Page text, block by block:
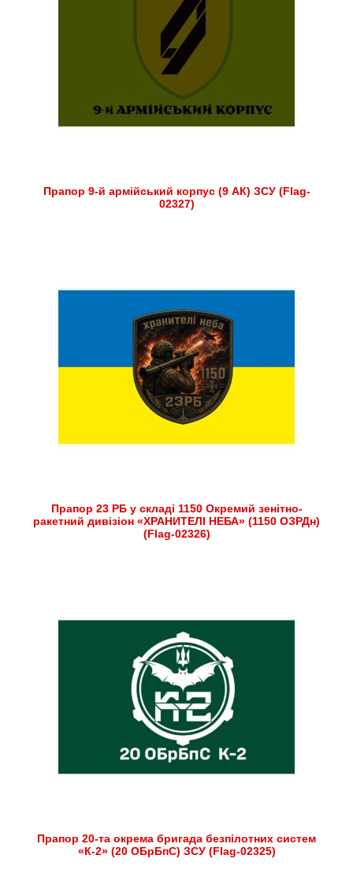
Прапор 9-й армійський корпус (9 АК) ЗСУ (Flag-
02327)
Прапор 23 РБ у складі 1150 Окремий зенітно-
ракетний дивізіон «ХРАНИТЕЛІ НЕБА» (1150 ОЗРДн)
(Flag-02326)
Прапор 20-та окрема бригада безпілотних систем
«К-2» (20 ОБрБпС) ЗСУ (Flag-02325)